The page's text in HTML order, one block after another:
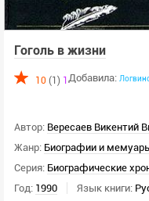
Скрыть ЛП
Пол автора:
любой
женский
Гоголь в жизни
10 (1) 1Добавила:
Автор: Вересаев Викентий
Жанр: Биографии и
Серия: Биографические
Год: 1990 Язык книги: